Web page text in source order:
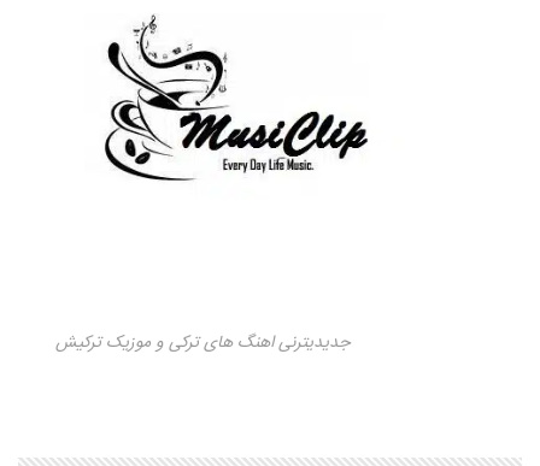
جدیدیترنی اهنگ های ترکی و موزیک ترکیش